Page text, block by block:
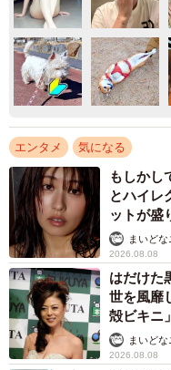
エンタメ 気になる
もしかし
とハイレ
ットが盛
い」まいど
2026.08.08
はだけた
世を風靡
殻ビキ
まいど
2026.08.08